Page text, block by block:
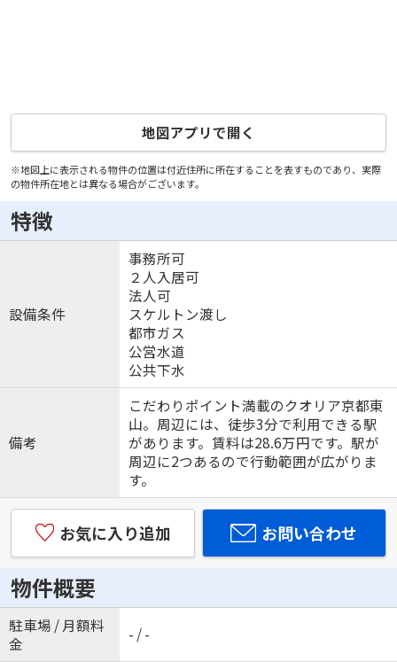
地図アプリで開く
※地図上に表示される物件の位置は付近住所に所在することを表すものであり、実際
の物件所在地とは異なる場合がございます。
特徴
設備条件
事務所可
２人入居可
法人可
スケルトン渡し
都市ガス
公営水道
公共下水
備考
こだわりポイント満載のクオリア京都東
山。周辺には、徒歩3分で利用できる駅
があります。賃料は28.6万円です。駅が
周辺に2つあるので行動範囲が広がりま
す。
お気に入り追加 お問い合わせ
物件概要
駐車場 / 月額料
金
- / -